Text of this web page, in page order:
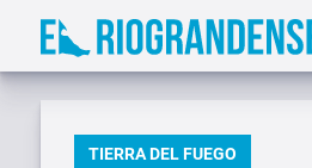
Saltar
PUBLICADO
TIERRA DEL FUEGO